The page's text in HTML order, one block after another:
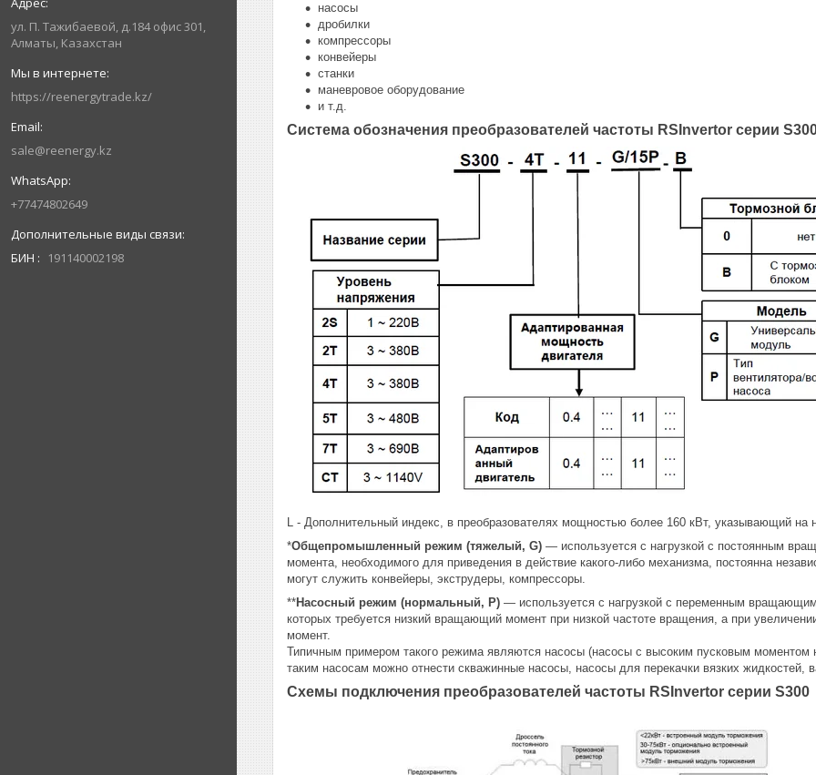
ул. П. Тажибаевой, д.184 офис 301,
Алматы, Казахстан
https://reenergytrade.kz/
sale@reenergy.kz
+77474802649
БИН 191140002198
насосы
дробилки
компрессоры
конвейеры
станки
маневровое оборудование
и т.д.
Система обозначения преобразователей частоты RSInvertor серии
L - Дополнительный индекс, в преобразователях мощностью более 160 кВт, указывающий на
*Общепромышленный режим (тяжелый, G) — используется с нагрузкой с постоянным
момента, необходимого для приведения в действие какого-либо механизма, постоянна
могут служить конвейеры, экструдеры, компрессоры.
**Насосный режим (нормальный, P) — используется с нагрузкой с переменным
которых требуется низкий вращающий момент при низкой частоте вращения, а при
момент.
Типичным примером такого режима являются насосы (насосы с высоким пусковым
таким насосам можно отнести скважинные насосы, насосы для перекачки вязких жидкостей,
Схемы подключения преобразователей частоты RSInvertor серии S300